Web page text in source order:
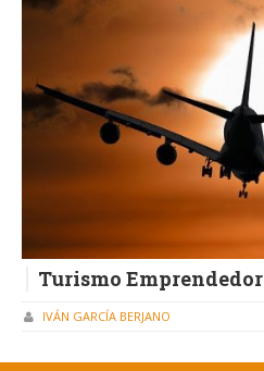
Turismo Emprendedor
IVÁN GARCÍA BERJANO